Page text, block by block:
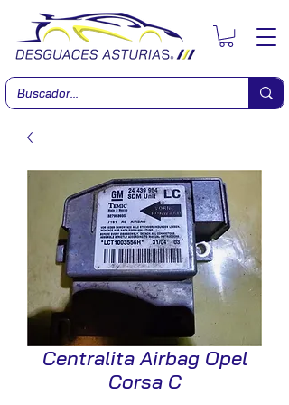
Centralita Airbag Opel
Corsa C